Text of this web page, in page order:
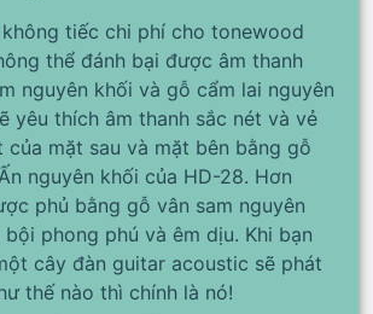
tiếc chi phí cho tonewood
thể đánh bại được âm thanh
nguyên khối và gỗ cẩm lai nguyên
yêu thích âm thanh sắc nét và vẻ
của mặt sau và mặt bên bằng gỗ
nguyên khối của HD-28. Hơn
phủ bằng gỗ vân sam nguyên
phong phú và êm dịu. Khi bạn
cây đàn guitar acoustic sẽ phát
thế nào thì chính là nó!